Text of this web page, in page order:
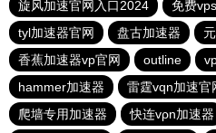
旋风加速官网入口2024
免费
tyl加速器官网
盘古加速器
香蕉加速器vp官网
outline
hammer加速器
雷霆vqn加速官
爬墙专用加速器
快连vρn加速器